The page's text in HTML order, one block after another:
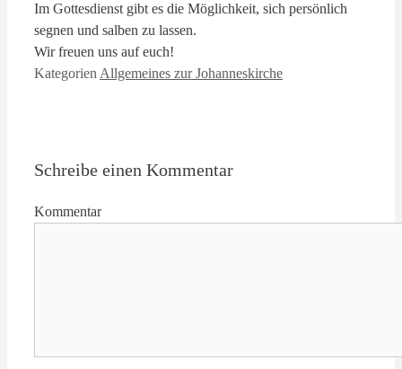
Im Gottesdienst gibt es die Möglichkeit, sich persönlich
segnen und salben zu lassen.
Wir freuen uns auf euch!
KategorienAllgemeines zur Johanneskirche
Schreibe einen Kommentar
Kommentar